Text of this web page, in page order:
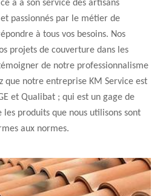
a à son service des artisans
passionnés par le métier de
à tous vos besoins. Nos
projets de couverture dans les
de notre professionnalisme
que notre entreprise KM Service est
et Qualibat ; qui est un gage de
produits que nous utilisons sont
aux normes.